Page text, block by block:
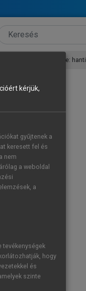
módú igerag része: hanti
kisebb
km távolságra
főt. Mindezek
szerint
mellékfolyói
az északi
szomszédos
anyag. A
1964; 1975;
feltehetőleg
Keleti, azon
kérjük,
gyűjtenek a
keresett fel és
nem
a weboldal
a
tevékenységek
hogy
és
szinte